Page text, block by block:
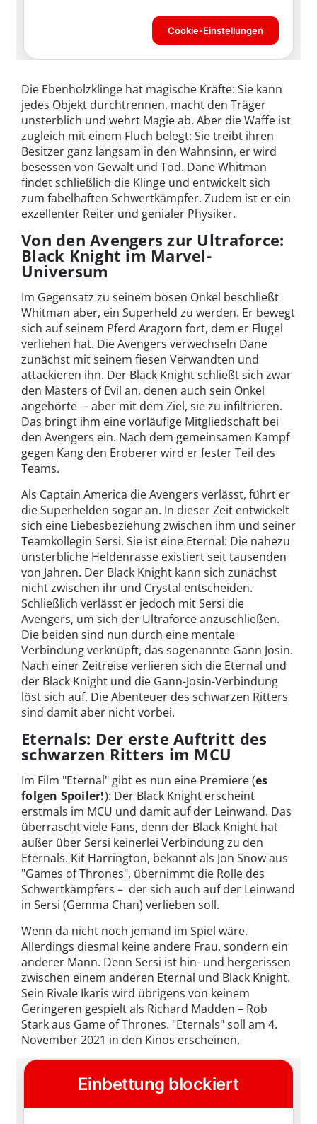
Die Ebenholzklinge hat magische Kräfte: Sie kann
jedes Objekt durchtrennen, macht den Träger
unsterblich und wehrt Magie ab. Aber die Waffe ist
zugleich mit einem Fluch belegt: Sie treibt ihren
Besitzer ganz langsam in den Wahnsinn, er wird
besessen von Gewalt und Tod. Dane Whitman
findet schließlich die Klinge und entwickelt sich
zum fabelhaften Schwertkämpfer. Zudem ist er ein
exzellenter Reiter und genialer Physiker.
Von den Avengers zur Ultraforce:
Black Knight im Marvel-
Universum
Im Gegensatz zu seinem bösen Onkel beschließt
Whitman aber, ein Superheld zu werden. Er bewegt
sich auf seinem Pferd Aragorn fort, dem er Flügel
verliehen hat. Die Avengers verwechseln Dane
zunächst mit seinem fiesen Verwandten und
attackieren ihn. Der Black Knight schließt sich zwar
den Masters of Evil an, denen auch sein Onkel
angehörte – aber mit dem Ziel, sie zu infiltrieren.
Das bringt ihm eine vorläufige Mitgliedschaft bei
den Avengers ein. Nach dem gemeinsamen Kampf
gegen Kang den Eroberer wird er fester Teil des
Teams.
Als Captain America die Avengers verlässt, führt er
die Superhelden sogar an. In dieser Zeit entwickelt
sich eine Liebesbeziehung zwischen ihm und seiner
Teamkollegin Sersi. Sie ist eine Eternal: Die nahezu
unsterbliche Heldenrasse existiert seit tausenden
von Jahren. Der Black Knight kann sich zunächst
nicht zwischen ihr und Crystal entscheiden.
Schließlich verlässt er jedoch mit Sersi die
Avengers, um sich der Ultraforce anzuschließen.
Die beiden sind nun durch eine mentale
Verbindung verknüpft, das sogenannte Gann Josin.
Nach einer Zeitreise verlieren sich die Eternal und
der Black Knight und die Gann-Josin-Verbindung
löst sich auf. Die Abenteuer des schwarzen Ritters
sind damit aber nicht vorbei.
Eternals: Der erste Auftritt des
schwarzen Ritters im MCU
Im Film "Eternal" gibt es nun eine Premiere (es
folgen Spoiler!): Der Black Knight erscheint
erstmals im MCU und damit auf der Leinwand. Das
überrascht viele Fans, denn der Black Knight hat
außer über Sersi keinerlei Verbindung zu den
Eternals. Kit Harrington, bekannt als Jon Snow aus
"Games of Thrones", übernimmt die Rolle des
Schwertkämpfers – der sich auch auf der Leinwand
in Sersi (Gemma Chan) verlieben soll.
Wenn da nicht noch jemand im Spiel wäre.
Allerdings diesmal keine andere Frau, sondern ein
anderer Mann. Denn Sersi ist hin- und hergerissen
zwischen einem anderen Eternal und Black Knight.
Sein Rivale Ikaris wird übrigens von keinem
Geringeren gespielt als Richard Madden – Rob
Stark aus Game of Thrones. "Eternals" soll am 4.
November 2021 in den Kinos erscheinen.